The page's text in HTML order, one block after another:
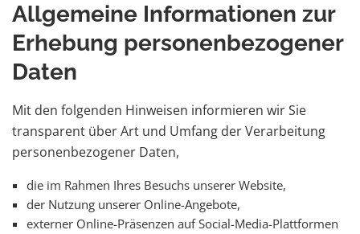
Allgemeine Informationen zur
Erhebung personenbezogener
Daten
Mit den folgenden Hinweisen informieren wir Sie
transparent über Art und Umfang der Verarbeitung
personenbezogener Daten,
die im Rahmen Ihres Besuchs unserer Website,
der Nutzung unserer Online-Angebote,
externer Online-Präsenzen auf Social-Media-Plattformen